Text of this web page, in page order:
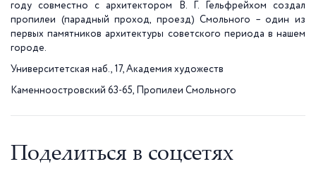
году совместно с архитектором В. Г. Гельфрейхом создал
пропилеи (парадный проход, проезд) Смольного – один из
первых памятников архитектуры советского периода в нашем
городе.
Университетская наб., 17, Академия художеств
Каменноостровский 63-65, Пропилеи Смольного
Поделиться в соцсетях